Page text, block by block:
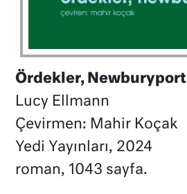
Ördekler, Newburyport
Lucy Ellmann
Çevirmen: Mahir Koçak
Yedi Yayınları, 2024
roman, 1043 sayfa.